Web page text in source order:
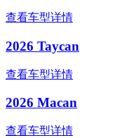
查看车型详情
2026 Taycan
查看车型详情
2026 Macan
查看车型详情